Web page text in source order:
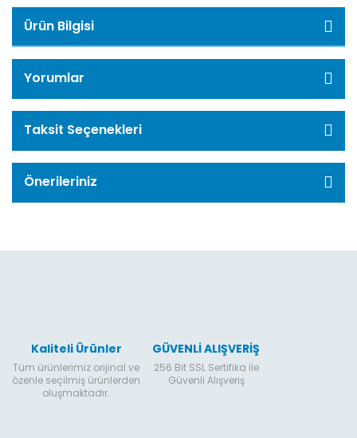
Ürün Bilgisi
Yorumlar
Taksit Seçenekleri
Önerileriniz
Kaliteli Ürünler
Tüm ürünlerimiz orijinal ve
özenle seçilmiş ürünlerden
oluşmaktadır.
GÜVENLİ ALIŞVERİŞ
256 Bit SSL Sertifika ile
Güvenli Alışveriş